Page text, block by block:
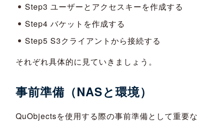
Step3 ユーザーとアクセスキーを作成する
Step4 バケットを作成する
Step5 S3クライアントから接続する
それぞれ具体的に見ていきましょう。
事前準備（NASと環境）
QuObjectsを使用する際の事前準備として重要な